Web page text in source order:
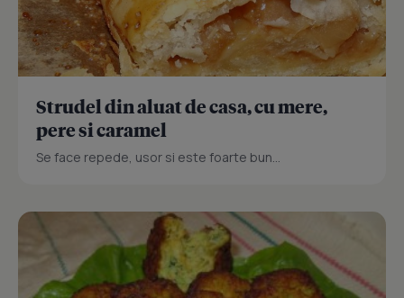
Strudel din aluat de casa, cu mere,
pere si caramel
Se face repede, usor si este foarte bun...